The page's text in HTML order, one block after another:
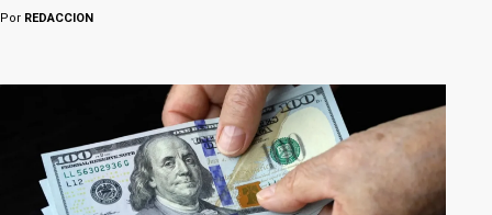
Por REDACCION